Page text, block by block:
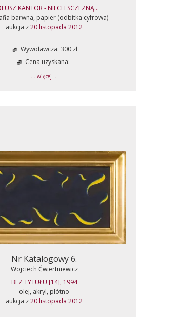
KANTOR - NIECH SCZEZNĄ...
barwna, papier (odbitka cyfrowa)
aukcja z20 listopada 2012
Wywoławcza: 300 zł
Cena uzyskana: -
... więcej ...
Nr Katalogowy 6.
Wojciech Ćwiertniewicz
BEZ TYTUŁU [14], 1994
olej, akryl, płótno
aukcja z20 listopada 2012